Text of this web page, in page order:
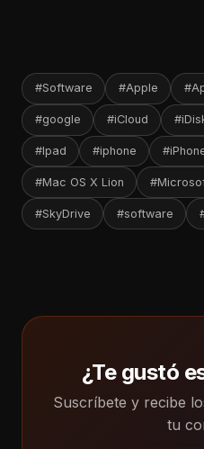
#Software #Apple
#google #iCloud
#Ipad #iphone
#Mac OS X Lion
#SkyDrive #software
¿Te gustó
Suscríbete y recibe
tu